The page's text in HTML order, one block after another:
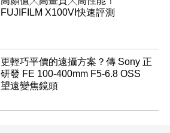
FUJIFILM X100VI快速評測
更輕巧平價的遠攝方案？傳 Sony 正
研發 FE 100-400mm F5-6.8 OSS
望遠變焦鏡頭